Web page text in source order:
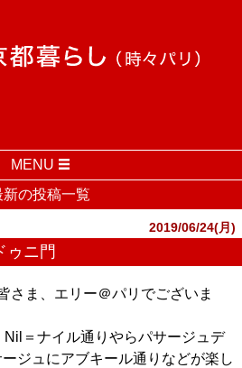
MENU
新の投稿一覧
2019/06/24(月)
ゥニ門
さま、エリー＠パリでございま
＝ナイル通りやらパサージュデ
ジュにアブキール通りなどが楽し